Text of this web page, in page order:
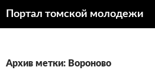
Портал томской молодежи
Архив метки: Вороново